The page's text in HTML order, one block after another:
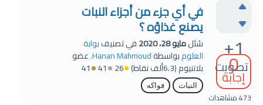
+1
تصويت
0
إجابة
473مشاهدات
في أي جزء من أجزاء النبات
يصنع غذاؤه ؟
سُئلمايو 28، 2020 في تصنيفبوابة
العلومبواسطةHanan Mahmoud. عضو
بلاتنيوم(6.3ألف نقاط) 26
41
41
النبات فواكه